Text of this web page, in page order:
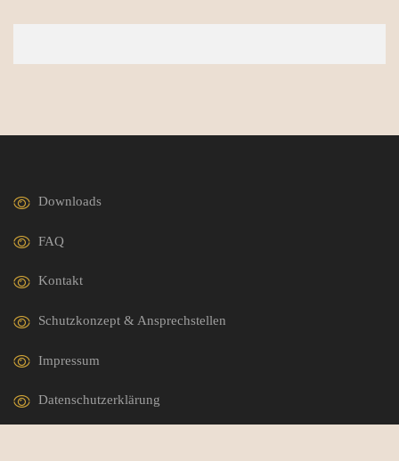
Downloads
FAQ
Kontakt
Schutzkonzept & Ansprechstellen
Impressum
Datenschutzerklärung